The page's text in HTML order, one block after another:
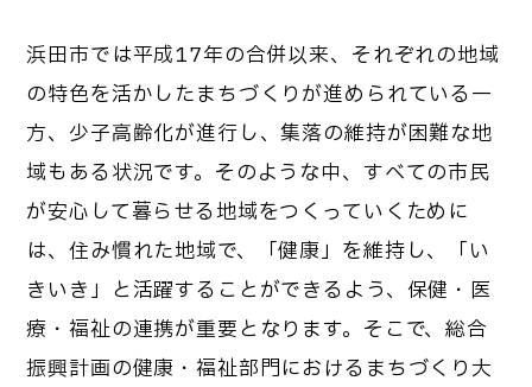
浜田市では平成17年の合併以来、それぞれの地域
の特色を活かしたまちづくりが進められている一
方、少子高齢化が進行し、集落の維持が困難な地
域もある状況です。そのような中、すべての市民
が安心して暮らせる地域をつくっていくために
は、住み慣れた地域で、「健康」を維持し、「い
きいき」と活躍することができるよう、保健・医
療・福祉の連携が重要となります。そこで、総合
振興計画の健康・福祉部門におけるまちづくり大